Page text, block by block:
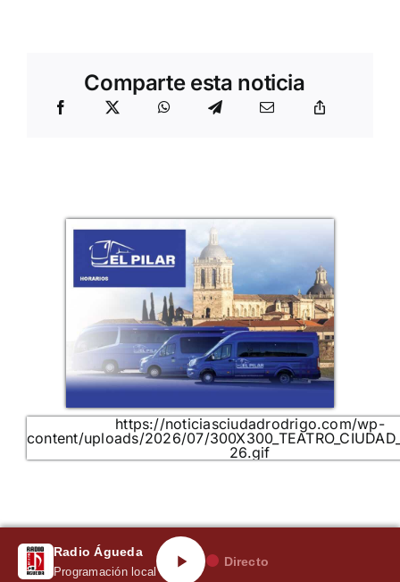
Comparte esta noticia
https://noticiasciudadrodrigo.com/wp-
content/uploads/2026/07/
26.gif
Radio Águeda
Programación local
Directo